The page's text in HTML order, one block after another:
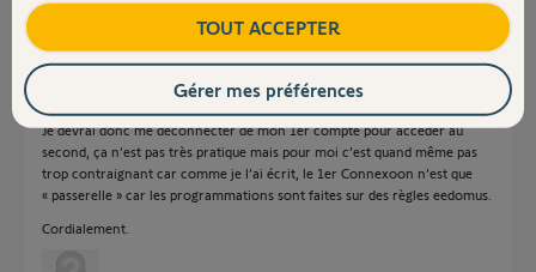
Merci Jean-Luc pour la réponse rapide.
Je devrai donc me déconnecter de mon 1er compte pour accéder au
second, ça n’est pas très pratique mais pour moi c’est quand même pas
trop contraignant car comme je l’ai écrit, le 1er Connexoon n’est que
« passerelle » car les programmations sont faites sur des règles eedomus.
Cordialement.
TOUT ACCEPTER
Gérer mes préférences